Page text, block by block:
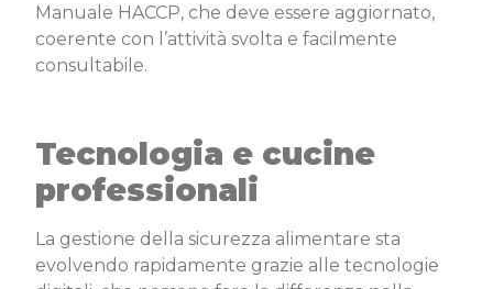
Manuale HACCP, che deve essere aggiornato,
coerente con l’attività svolta e facilmente
consultabile.
Tecnologia e cucine
professionali
La gestione della sicurezza alimentare sta
evolvendo rapidamente grazie alle tecnologie